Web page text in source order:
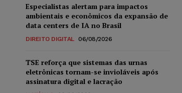
Especialistas alertam para impactos
ambientais e econômicos da expansão de
data centers de IA no Brasil
DIREITO DIGITAL 06/08/2026
TSE reforça que sistemas das urnas
eletrônicas tornam-se invioláveis após
assinatura digital e lacração